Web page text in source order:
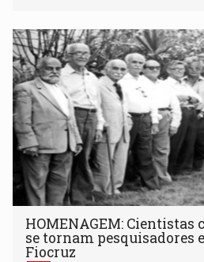
HOMENAGEM: Cientistas
se tornam pesquisadores
Fiocruz